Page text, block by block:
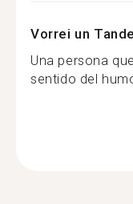
Vorrei un
Una persona
sentido del